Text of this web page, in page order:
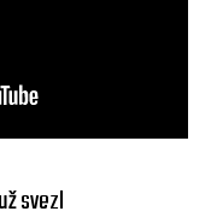
svezl